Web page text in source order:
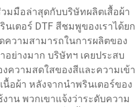
มมือล่าสุดกับบริษัทผลิตเสื้อผ้า
นเตอร์ DTF สีชมพูของเราได้ยก
ความสามารถในการผลิตของ
อย่างมาก บริษัทฯ เคยประสบ
งความสดใสของสีและความเข้า
นื้อผ้า หลังจากนำพรินเตอร์ของ
งาน พวกเขาแจ้งว่าระดับความ